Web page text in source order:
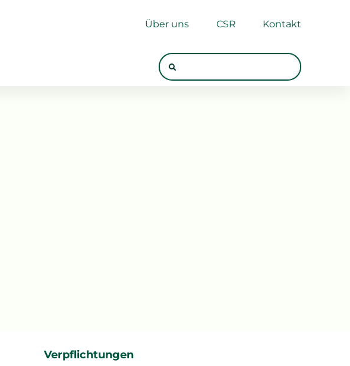
Über uns CSR Kontakt
Verpflichtungen